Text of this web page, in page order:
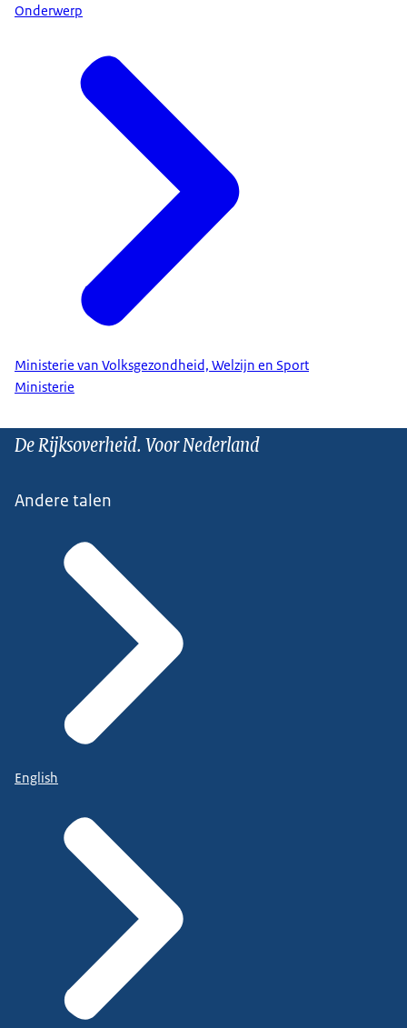
Onderwerp
Ministerie van Volksgezondheid, Welzijn en Sport
Ministerie
De Rijksoverheid. Voor Nederland
Andere talen
English